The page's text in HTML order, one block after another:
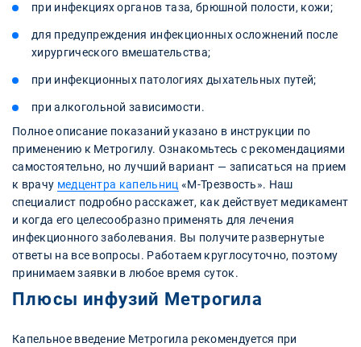
при инфекциях органов таза, брюшной полости, кожи;
для предупреждения инфекционных осложнений после
хирургического вмешательства;
при инфекционных патологиях дыхательных путей;
при алкогольной зависимости.
Полное описание показаний указано в инструкции по
применению к Метрогилу. Ознакомьтесь с рекомендациями
самостоятельно, но лучший вариант — записаться на прием
к врачу медцентра капельниц «М-Трезвость». Наш
специалист подробно расскажет, как действует медикамент
и когда его целесообразно применять для лечения
инфекционного заболевания. Вы получите развернутые
ответы на все вопросы. Работаем круглосуточно, поэтому
принимаем заявки в любое время суток.
Плюсы инфузий Метрогила
Капельное введение Метрогила рекомендуется при